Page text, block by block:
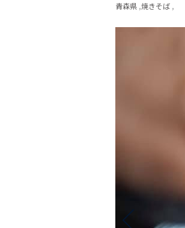
青森県 ,焼きそば ,